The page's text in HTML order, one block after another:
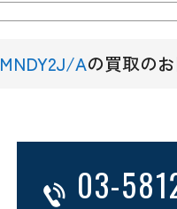
MNDY2J/Aの買取の
03-